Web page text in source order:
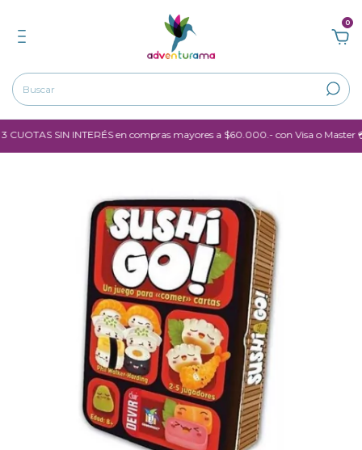
0
SIN INTERÉS en compras mayores a $60.000.- con Visa o Master 💳